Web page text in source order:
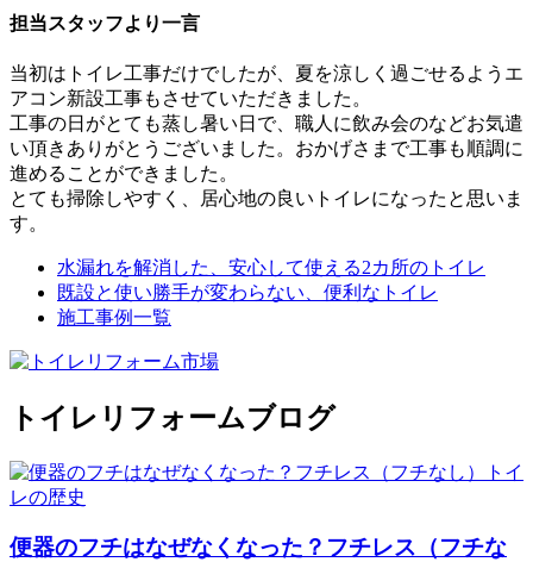
担当スタッフより一言
当初はトイレ工事だけでしたが、夏を涼しく過ごせるようエ
アコン新設工事もさせていただきました。
工事の日がとても蒸し暑い日で、職人に飲み会のなどお気遣
い頂きありがとうございました。おかげさまで工事も順調に
進めることができました。
とても掃除しやすく、居心地の良いトイレになったと思いま
す。
水漏れを解消した、安心して使える2カ所のトイレ
既設と使い勝手が変わらない、便利なトイレ
施工事例一覧
トイレリフォームブログ
便器のフチはなぜなくなった？フチレス（フチな